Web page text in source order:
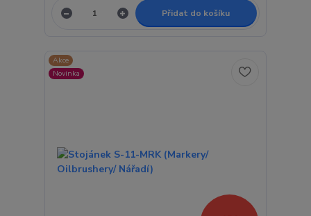
Přidat do košíku
Akce
Novinka